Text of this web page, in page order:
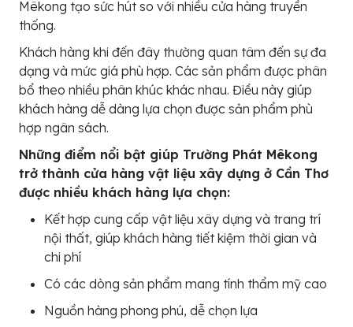
Mêkong tạo sức hút so với nhiều cửa hàng truyền
thống.
Khách hàng khi đến đây thường quan tâm đến sự đa
dạng và mức giá phù hợp. Các sản phẩm được phân
bổ theo nhiều phân khúc khác nhau. Điều này giúp
khách hàng dễ dàng lựa chọn được sản phẩm phù
hợp ngân sách.
Những điểm nổi bật giúp Trường Phát Mêkong
trở thành cửa hàng vật liệu xây dựng ở Cần Thơ
được nhiều khách hàng lựa chọn:
Kết hợp cung cấp vật liệu xây dựng và trang trí
nội thất, giúp khách hàng tiết kiệm thời gian và
chi phí
Có các dòng sản phẩm mang tính thẩm mỹ cao
Nguồn hàng phong phú, dễ chọn lựa